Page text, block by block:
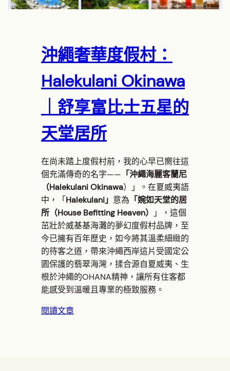
沖繩奢華度假村：
Halekulani Okinawa
｜舒享富比士五星的
天堂居所
在尚未踏上度假村前，我的心早已嚮往這
個充滿傳奇的名字—— 「沖繩海麗客蘭尼
（Halekulani Okinawa）」。在夏威夷語
中，「Halekulani」 意為 「婉如天堂的居
所（House Befitting Heaven）
」，這個
茁壯於威基基海灘的夢幻度假村品牌，至
今已擁有百年歷史，如今將其溫柔細緻的
的待客之道，帶來沖繩西岸這片受國定公
園保護的翡翠海灣，揉合源自夏威夷、生
根於沖繩的OHANA精神，讓所有住客都
能感受到溫暖且專業的極致服務。
閱讀文章